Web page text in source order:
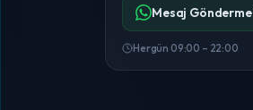
Mesaj
Hergün 09:00 – 22:00